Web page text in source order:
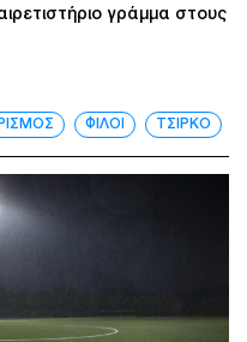
γράμμα στους
ΦΙΛΟΙ ΤΣΙΡΚΟ